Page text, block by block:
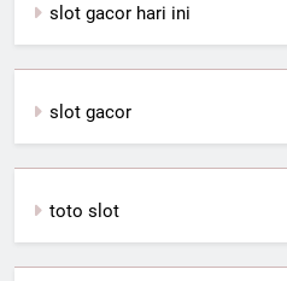
slot gacor hari ini
slot gacor
toto slot